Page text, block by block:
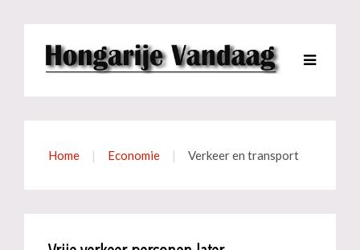
Home Economie Verkeer en transport